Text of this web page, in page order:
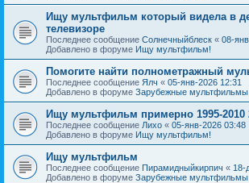
Ищу мультфильм который видела в
телевизоре
Последнее сообщение Солнечныйблеск « 08-
Добавлено в форуме Ищу мультфильм!
Помогите найти полнометражный
Последнее сообщение Ялч « 05-янв-2026 12:31
Добавлено в форуме Зарубежные мультфильмы
Ищу мультфильм примерно 1995-2010
Последнее сообщение Лихо « 05-янв-2026 03:48
Добавлено в форуме Ищу мультфильм!
Ищу мультфильм
Последнее сообщение Пирамидныйкирпич « 18-
Добавлено в форуме Зарубежные мультфильмы